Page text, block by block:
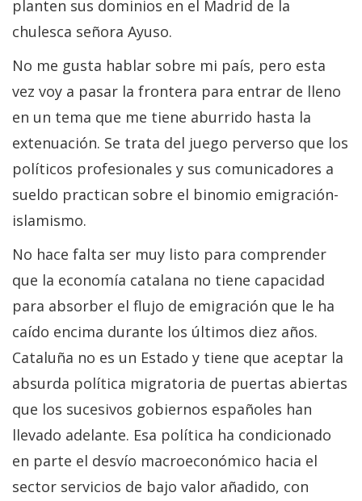
planten sus dominios en el Madrid de la
chulesca señora Ayuso.
No me gusta hablar sobre mi país, pero esta
vez voy a pasar la frontera para entrar de lleno
en un tema que me tiene aburrido hasta la
extenuación. Se trata del juego perverso que los
políticos profesionales y sus comunicadores a
sueldo practican sobre el binomio emigración-
islamismo.
No hace falta ser muy listo para comprender
que la economía catalana no tiene capacidad
para absorber el flujo de emigración que le ha
caído encima durante los últimos diez años.
Cataluña no es un Estado y tiene que aceptar la
absurda política migratoria de puertas abiertas
que los sucesivos gobiernos españoles han
llevado adelante. Esa política ha condicionado
en parte el desvío macroeconómico hacia el
sector servicios de bajo valor añadido, con